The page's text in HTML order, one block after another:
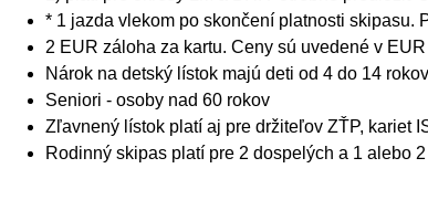
* 1 jazda vlekom po skončení platnosti skipasu.
2 EUR záloha za kartu. Ceny sú uvedené v
Nárok na detský lístok majú deti od 4 do 14 rokov
Seniori - osoby nad 60 rokov
Zľavnený lístok platí aj pre držiteľov ZŤP, kariet
Rodinný skipas platí pre 2 dospelých a 1 alebo